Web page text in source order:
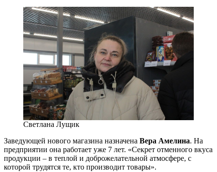
Светлана Лущик
Заведующей нового магазина назначена Вера Амелина. На
предприятии она работает уже 7 лет. «Секрет отменного вкуса
продукции – в теплой и доброжелательной атмосфере, с
которой трудятся те, кто производит товары».